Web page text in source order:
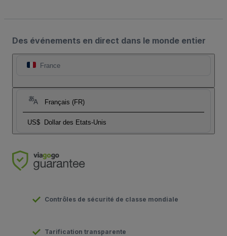
Des événements en direct dans le monde entier
France
Français (FR)
US$ Dollar des Etats-Unis
Contrôles de sécurité de classe mondiale
Tarification transparente